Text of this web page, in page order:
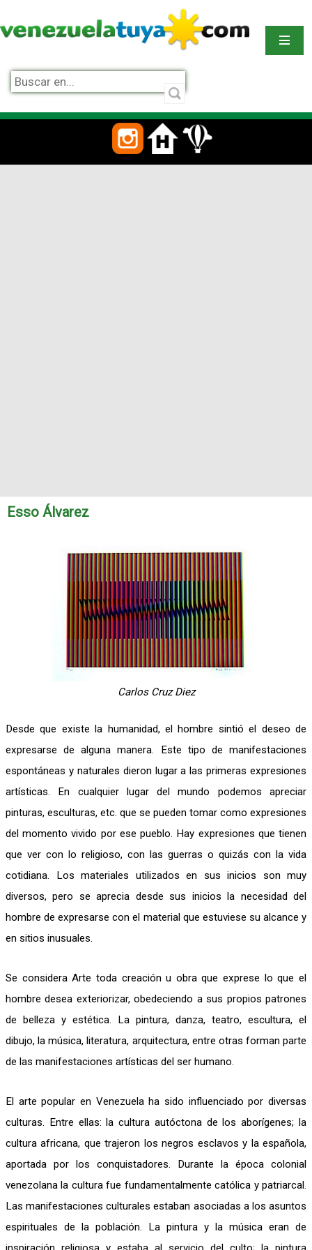
Esso Álvarez
Carlos Cruz Diez
Desde que existe la humanidad, el hombre sintió el deseo de
expresarse de alguna manera. Este tipo de manifestaciones
espontáneas y naturales dieron lugar a las primeras expresiones
artísticas. En cualquier lugar del mundo podemos apreciar
pinturas, esculturas, etc. que se pueden tomar como expresiones
del momento vivido por ese pueblo. Hay expresiones que tienen
que ver con lo religioso, con las guerras o quizás con la vida
cotidiana. Los materiales utilizados en sus inicios son muy
diversos, pero se aprecia desde sus inicios la necesidad del
hombre de expresarse con el material que estuviese su alcance y
en sitios inusuales.
Se considera Arte toda creación u obra que exprese lo que el
hombre desea exteriorizar, obedeciendo a sus propios patrones
de belleza y estética. La pintura, danza, teatro, escultura, el
dibujo, la música, literatura, arquitectura, entre otras forman parte
de las manifestaciones artísticas del ser humano.
El arte popular en Venezuela ha sido influenciado por diversas
culturas. Entre ellas: la cultura autóctona de los aborígenes; la
cultura africana, que trajeron los negros esclavos y la española,
aportada por los conquistadores. Durante la época colonial
venezolana la cultura fue fundamentalmente católica y patriarcal.
Las manifestaciones culturales estaban asociadas a los asuntos
espirituales de la población. La pintura y la música eran de